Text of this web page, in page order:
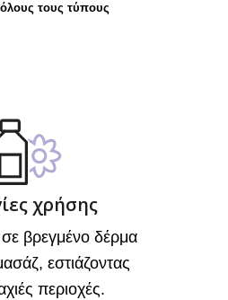
τους τύπους
χρήσης
βρεγμένο δέρμα
εστιάζοντας
περιοχές.